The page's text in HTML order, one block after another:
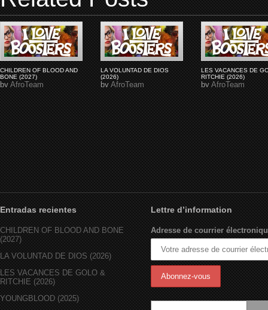
CHILDREN OF BLOOD AND
BONE (2027)
byAfroTeam
LA VOLUNTAD DE DIOS
(2026)
byAfroTeam
LES VACANCES DE
RITCHIE (2026)
byAfroTeam
Entradas recientes
CHILDREN OF BLOOD AND BONE
(2027)
LA VOLUNTAD DE DIOS (2026)
LES VACANCES DE GOLO &
RITCHIE (2026)
YOUNGBLOOD (2025)
Lettre d’information
Adresse de courrier